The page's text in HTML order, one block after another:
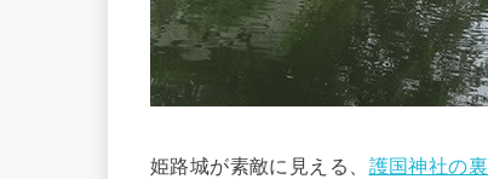
姫路城が素敵に見える、 護国神社の裏